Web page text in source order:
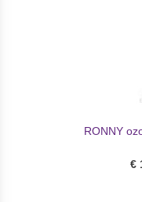
RONNY
€